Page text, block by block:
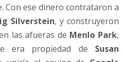
Con ese dinero contrataron a
Silverstein, y construyeron
las afueras de Menlo Park,
era propiedad de Susan